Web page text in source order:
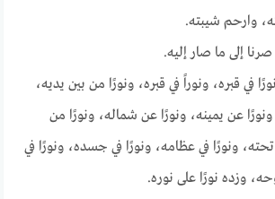
وارحم شيبته.
صرنا إلى ما صار إليه.
في قبره، ونوراً في قبره، ونورًا من بين يديه،
عن يمينه، ونورًا عن شماله، ونورًا من
ونورًا في عظامه، ونورًا في جسده، ونورًا في
وزده نورًا على نوره.